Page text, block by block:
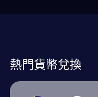
熱門貨幣兌換